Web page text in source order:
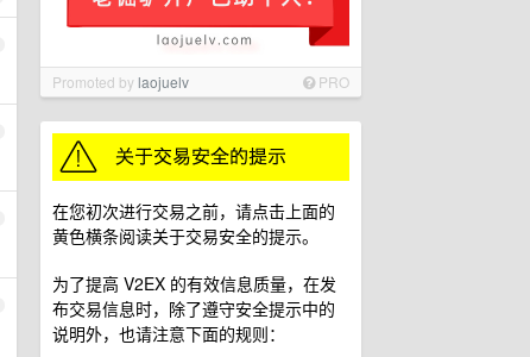
Promoted bylaojuelv PRO
在您初次进行交易之前，请点击上面的
黄色横条阅读关于交易安全的提示。
为了提高 V2EX 的有效信息质量，在发
布交易信息时，除了遵守安全提示中的
说明外，也请注意下面的规则：